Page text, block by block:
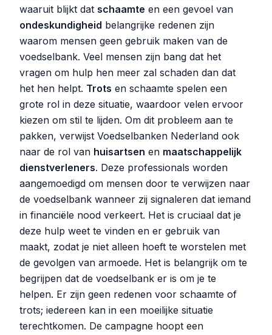
waaruit blijkt dat schaamte en een gevoel van
ondeskundigheid belangrijke redenen zijn
waarom mensen geen gebruik maken van de
voedselbank. Veel mensen zijn bang dat het
vragen om hulp hen meer zal schaden dan dat
het hen helpt. Trots en schaamte spelen een
grote rol in deze situatie, waardoor velen ervoor
kiezen om stil te lijden. Om dit probleem aan te
pakken, verwijst Voedselbanken Nederland ook
naar de rol van huisartsen en maatschappelijk
dienstverleners. Deze professionals worden
aangemoedigd om mensen door te verwijzen naar
de voedselbank wanneer zij signaleren dat iemand
in financiële nood verkeert. Het is cruciaal dat je
deze hulp weet te vinden en er gebruik van
maakt, zodat je niet alleen hoeft te worstelen met
de gevolgen van armoede. Het is belangrijk om te
begrijpen dat de voedselbank er is om je te
helpen. Er zijn geen redenen voor schaamte of
trots; iedereen kan in een moeilijke situatie
terechtkomen. De campagne hoopt een